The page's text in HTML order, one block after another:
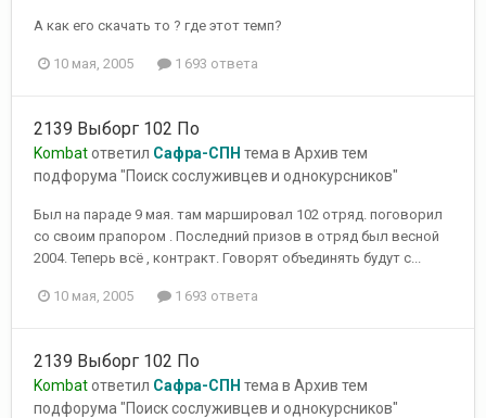
А как его скачать то ? где этот темп?
10 мая, 2005 1 693 ответа
2139 Выборг 102 По
Kombatответил Сафра-СПН тема в Архив тем
подфорума "Поиск сослуживцев и однокурсников"
Был на параде 9 мая. там маршировал 102 отряд. поговорил
со своим прапором . Последний призов в отряд был весной
2004. Теперь всё , контракт. Говорят объединять будут с...
10 мая, 2005 1 693 ответа
2139 Выборг 102 По
Kombatответил Сафра-СПН тема в Архив тем
подфорума "Поиск сослуживцев и однокурсников"